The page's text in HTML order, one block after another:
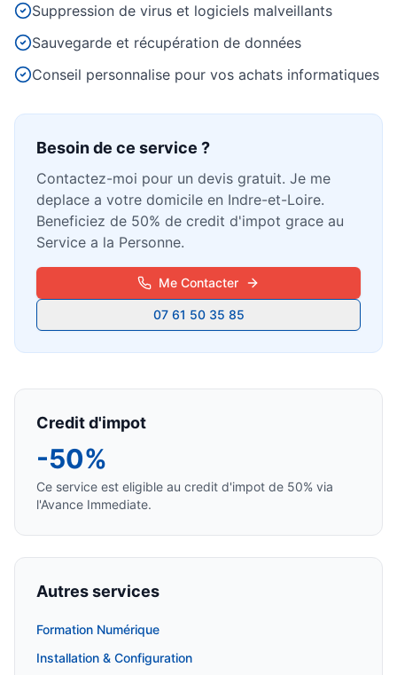
Besoin d'aide informatique ?
d'impôt
Suppression de virus et logiciels malveillants
Sauvegarde et récupération de données
Conseil personnalise pour vos achats informatiques
Besoin de ce service ?
Contactez-moi pour un devis gratuit. Je me
deplace a votre domicile en Indre-et-Loire.
Beneficiez de 50% de credit d'impot grace au
Service a la Personne.
Me Contacter
07 61 50 35 85
Credit d'impot
-50%
Ce service est eligible au credit d'impot de 50% via
l'Avance Immediate.
Autres services
Formation Numérique
Installation & Configuration